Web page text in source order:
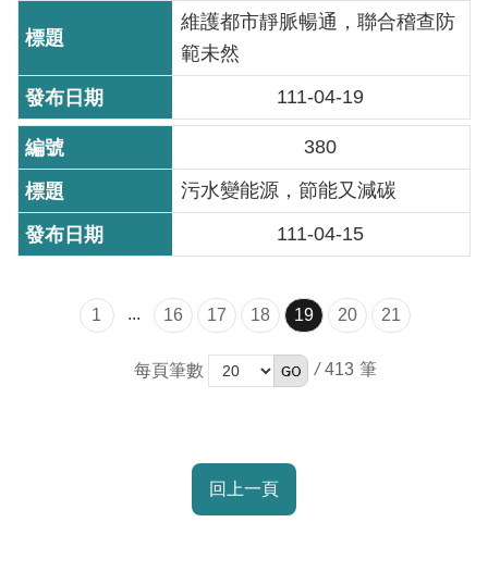
維護都市靜脈暢通，聯合稽查防
範未然
111-04-19
380
污水變能源，節能又減碳
111-04-15
1 ... 16 17 18 19 20 21
每頁筆數 / 413
回上一頁